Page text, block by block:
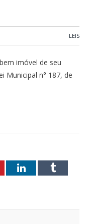
LEIS
imóvel de seu
Municipal n° 187, de
LinkedInTumblr